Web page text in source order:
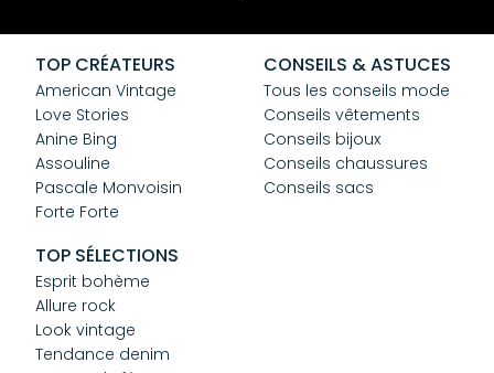
CGV
Confidentialité
Cookies
TOP CRÉATEURS
American Vintage
Love Stories
Anine Bing
Assouline
Pascale Monvoisin
Forte Forte
CONSEILS & ASTUCES
Tous les conseils mode
Conseils vêtements
Conseils bijoux
Conseils chaussures
Conseils sacs
TOP SÉLECTIONS
Esprit bohème
Allure rock
Look vintage
Tendance denim